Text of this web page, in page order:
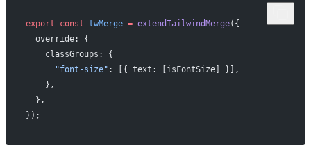
export const twMerge = extendTailwindMerge({
  override: {
    classGroups: {
      "font-size"
: [{ text: [isFontSize] }],
    },
  },
});